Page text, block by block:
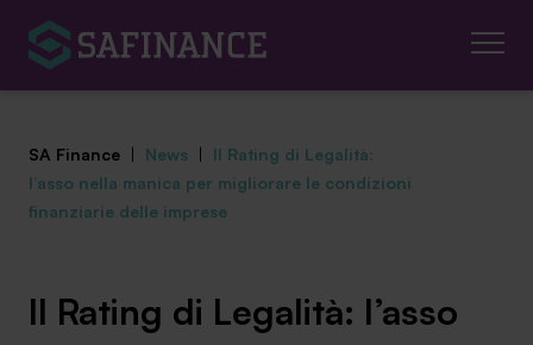
Finanza Agevolata
SA Finance | News | Il Rating di Legalità:
l’asso nella manica per migliorare le condizioni
finanziarie delle imprese
Il Rating di Legalità: l’asso